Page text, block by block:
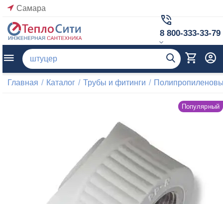
Самара
8 800-333-33-79
Главная / Каталог / Трубы и фитинги /
Популярный